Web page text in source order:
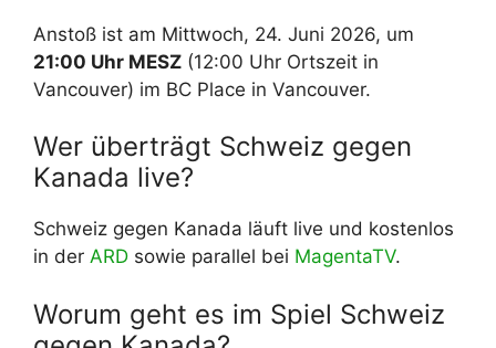
Anstoß ist am Mittwoch, 24. Juni 2026, um
21:00 Uhr MESZ (12:00 Uhr Ortszeit in
Vancouver) im BC Place in Vancouver.
Wer überträgt Schweiz gegen
Kanada live?
Schweiz gegen Kanada läuft live und kostenlos
in der ARD sowie parallel bei MagentaTV.
Worum geht es im Spiel Schweiz